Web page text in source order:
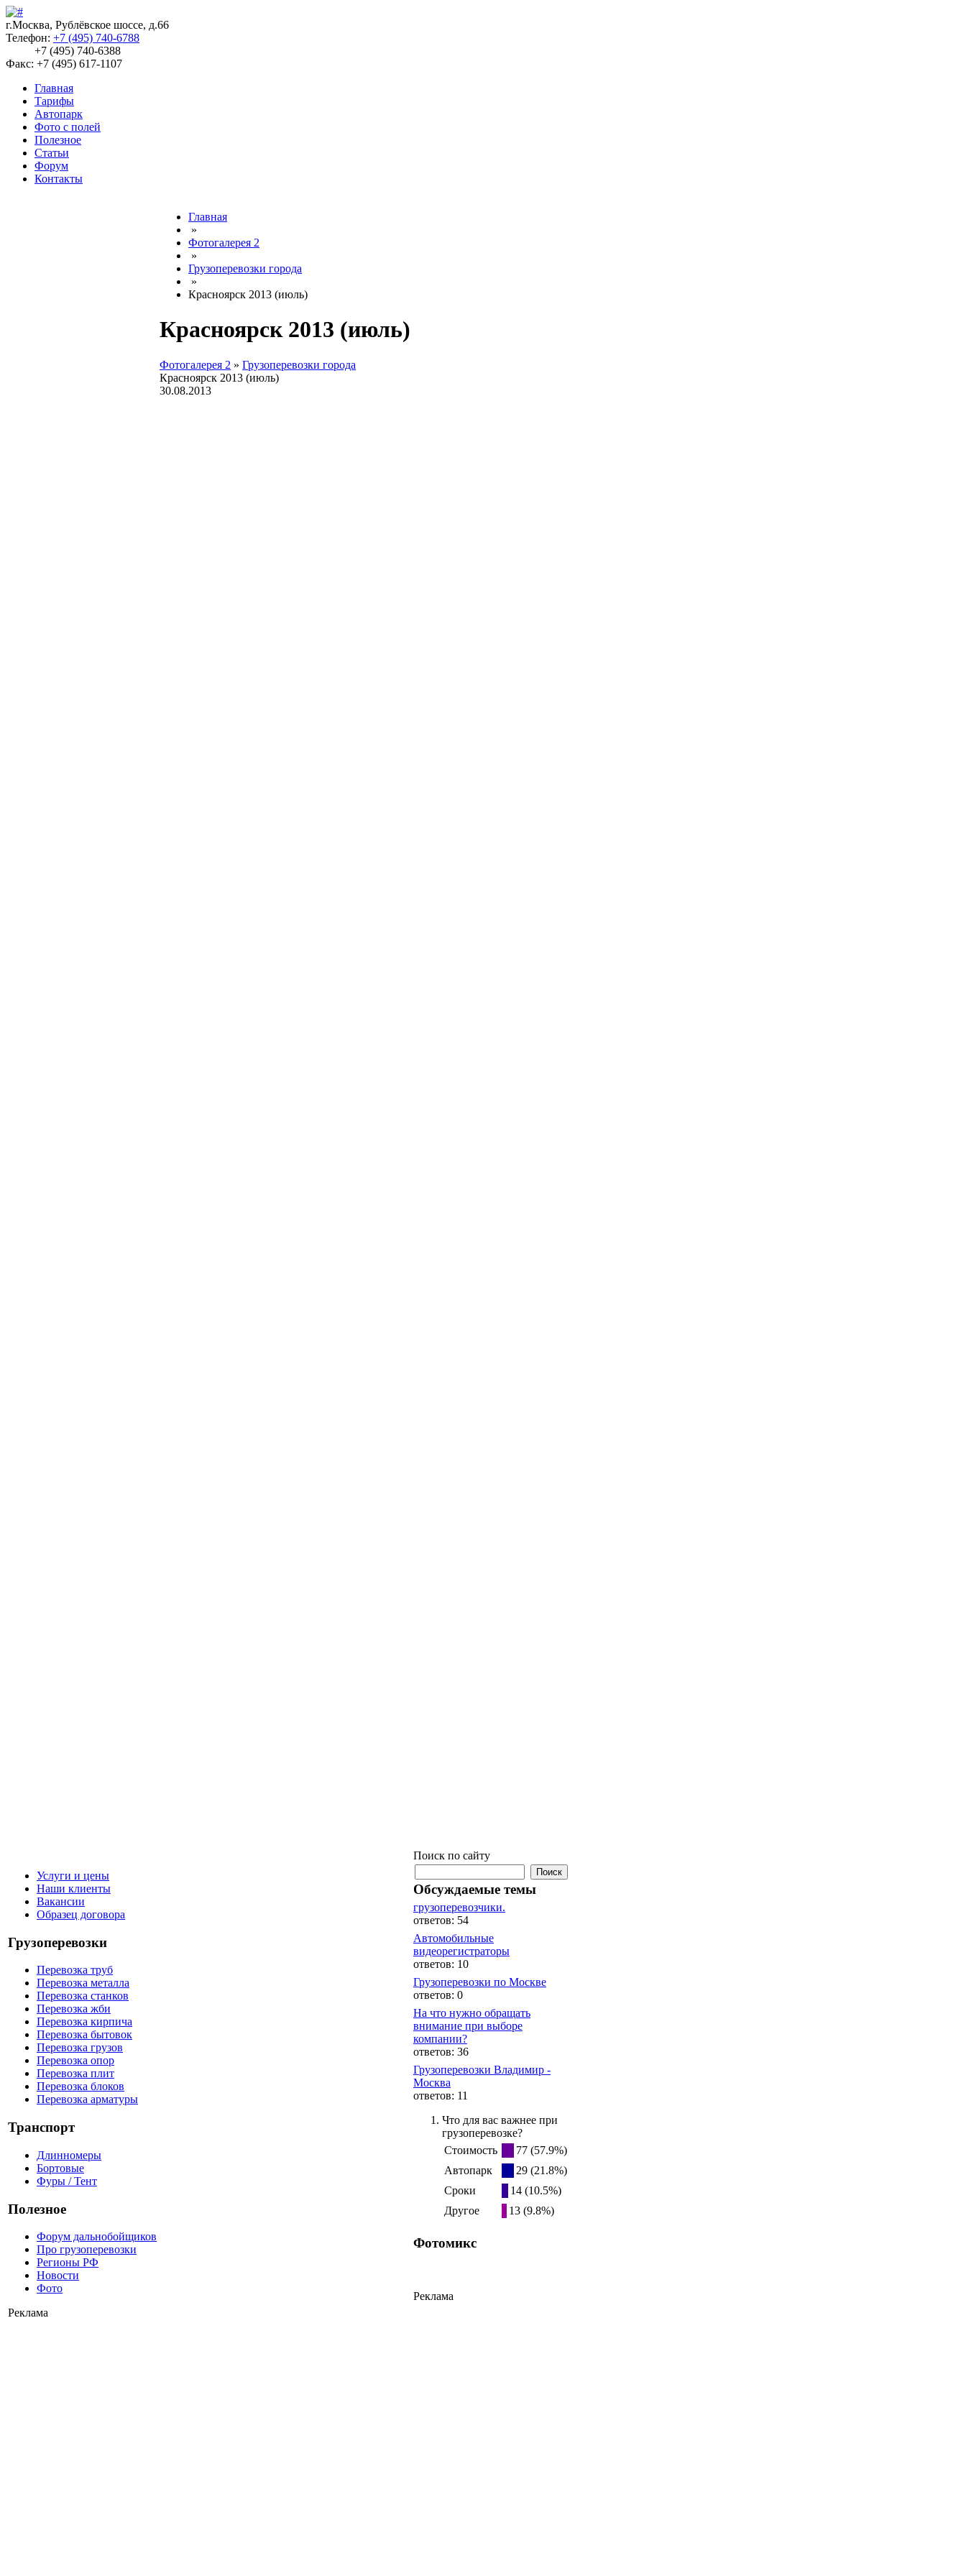
г.Москва, Рублёвское шоссе, д.66
Телефон: +7 (495) 740-6788
+7 (495) 740-6388
Факс: +7 (495) 617-1107
Главная
Тарифы
Автопарк
Фото с полей
Полезное
Статьи
Форум
Контакты
Услуги и цены
Наши клиенты
Вакансии
Образец договора
Грузоперевозки
Перевозка труб
Перевозка металла
Перевозка станков
Перевозка жби
Перевозка кирпича
Перевозка бытовок
Перевозка грузов
Перевозка опор
Перевозка плит
Перевозка блоков
Перевозка арматуры
Транспорт
Длинномеры
Бортовые
Фуры / Тент
Полезное
Форум дальнобойщиков
Про грузоперевозки
Регионы РФ
Новости
Фото
Реклама
Главная
»
Фотогалерея 2
»
Грузоперевозки города
»
Красноярск 2013 (июль)
Красноярск 2013 (июль)
Фотогалерея 2 » Грузоперевозки города
Красноярск 2013 (июль)
30.08.2013
Поиск по сайту
Обсуждаемые темы
грузоперевозчики.
ответов: 54
Автомобильные
видеорегистраторы
ответов: 10
Грузоперевозки по Москве
ответов: 0
На что нужно обращать
внимание при выборе
компании?
ответов: 36
Грузоперевозки Владимир -
Москва
ответов: 11
Что для вас важнее при
грузоперевозке?
Стоимость
77 (57.9%)
Автопарк
29 (21.8%)
Сроки
14 (10.5%)
Другое
13 (9.8%)
Фотомикс
Реклама